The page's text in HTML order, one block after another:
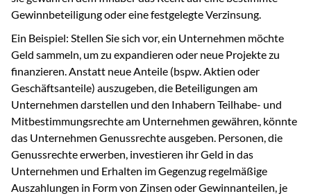
Gewinnbeteiligung oder eine festgelegte Verzinsung.
Ein Beispiel: Stellen Sie sich vor, ein Unternehmen möchte
Geld sammeln, um zu expandieren oder neue Projekte zu
finanzieren. Anstatt neue Anteile (bspw. Aktien oder
Geschäftsanteile) auszugeben, die Beteiligungen am
Unternehmen darstellen und den Inhabern Teilhabe- und
Mitbestimmungsrechte am Unternehmen gewähren, könnte
das Unternehmen Genussrechte ausgeben. Personen, die
Genussrechte erwerben, investieren ihr Geld in das
Unternehmen und Erhalten im Gegenzug regelmäßige
Auszahlungen in Form von Zinsen oder Gewinnanteilen, je